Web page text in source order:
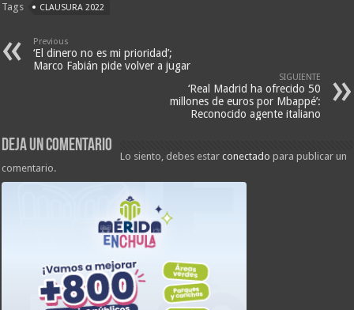
Tags CLAUSURA 2022
Previous
‘El dinero no es mi prioridad’;
Marco Fabián pide volver a jugar
SIGUIENTE
‘Real Madrid ha ofrecido 50
millones de euros por Mbappé’:
Reconocido agente italiano
Deja un comentario
Lo siento, debes estarconectado para publicar un
comentario.